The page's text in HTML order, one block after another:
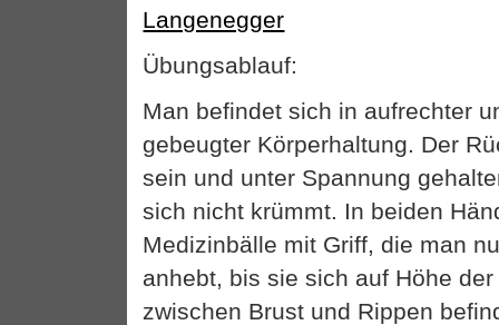
Langenegger
Übungsablauf:
Man befindet sich in aufrechter
gebeugter Körperhaltung. Der
sein und unter Spannung
sich nicht krümmt. In beiden
Medizinbälle mit Griff, die man
anhebt, bis sie sich auf Höhe
zwischen Brust und Rippen